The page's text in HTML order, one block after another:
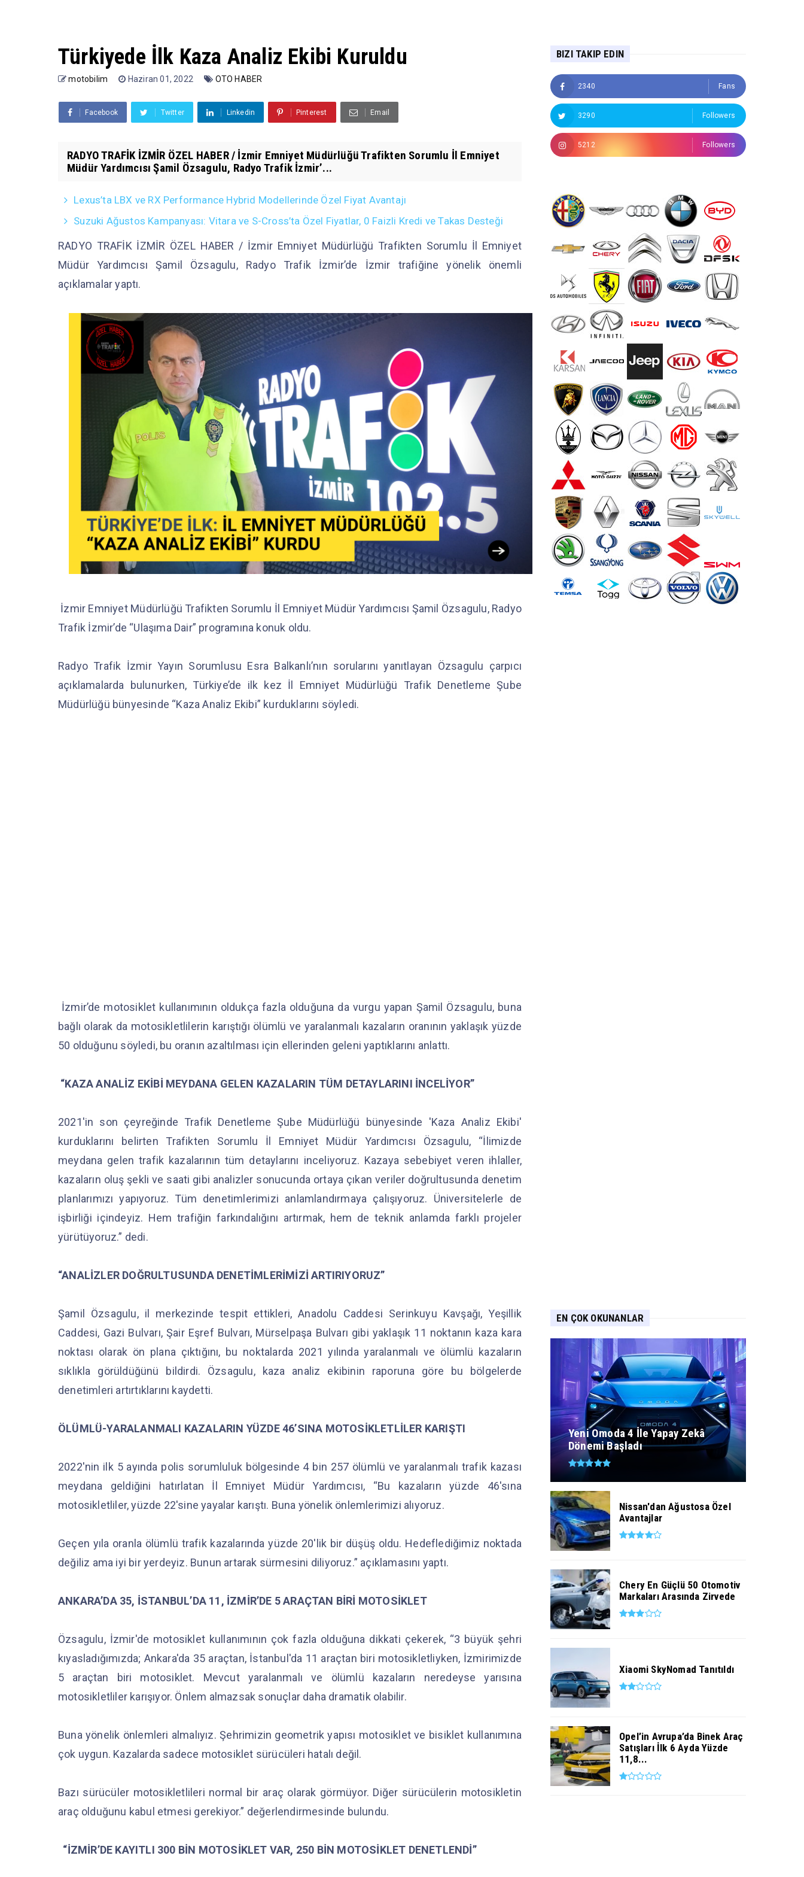
Türkiyede İlk Kaza Analiz Ekibi Kuruldu
motobilim Haziran 01, 2022 OTO HABER
Facebook Twitter Linkedin Pinterest Email
RADYO TRAFİK İZMİR ÖZEL HABER / İzmir Emniyet Müdürlüğü Trafikten Sorumlu İl Emniyet
Müdür Yardımcısı Şamil Özsagulu, Radyo Trafik İzmir’...
Lexus’ta LBX ve RX Performance Hybrid Modellerinde Özel Fiyat Avantajı
Suzuki Ağustos Kampanyası: Vitara ve S-Cross’ta Özel Fiyatlar, 0 Faizli Kredi ve Takas Desteği
RADYO TRAFİK İZMİR ÖZEL HABER / İzmir Emniyet Müdürlüğü Trafikten Sorumlu İl Emniyet
Müdür Yardımcısı Şamil Özsagulu, Radyo Trafik İzmir’de İzmir trafiğine yönelik önemli
açıklamalar yaptı.
İzmir Emniyet Müdürlüğü Trafikten Sorumlu İl Emniyet Müdür Yardımcısı Şamil Özsagulu, Radyo
Trafik İzmir’de “Ulaşıma Dair” programına konuk oldu.
Radyo Trafik İzmir Yayın Sorumlusu Esra Balkanlı’nın sorularını yanıtlayan Özsagulu çarpıcı
açıklamalarda bulunurken, Türkiye’de ilk kez İl Emniyet Müdürlüğü Trafik Denetleme Şube
Müdürlüğü bünyesinde “Kaza Analiz Ekibi” kurduklarını söyledi.
İzmir’de motosiklet kullanımının oldukça fazla olduğuna da vurgu yapan Şamil Özsagulu, buna
bağlı olarak da motosikletlilerin karıştığı ölümlü ve yaralanmalı kazaların oranının yaklaşık yüzde
50 olduğunu söyledi, bu oranın azaltılması için ellerinden geleni yaptıklarını anlattı.
“KAZA ANALİZ EKİBİ MEYDANA GELEN KAZALARIN TÜM DETAYLARINI İNCELİYOR”
2021'in son çeyreğinde Trafik Denetleme Şube Müdürlüğü bünyesinde 'Kaza Analiz Ekibi'
kurduklarını belirten Trafikten Sorumlu İl Emniyet Müdür Yardımcısı Özsagulu, “İlimizde
meydana gelen trafik kazalarının tüm detaylarını inceliyoruz. Kazaya sebebiyet veren ihlaller,
kazaların oluş şekli ve saati gibi analizler sonucunda ortaya çıkan veriler doğrultusunda denetim
planlarımızı yapıyoruz. Tüm denetimlerimizi anlamlandırmaya çalışıyoruz. Üniversitelerle de
işbirliği içindeyiz. Hem trafiğin farkındalığını artırmak, hem de teknik anlamda farklı projeler
yürütüyoruz.” dedi.
“ANALİZLER DOĞRULTUSUNDA DENETİMLERİMİZİ ARTIRIYORUZ”
Şamil Özsagulu, il merkezinde tespit ettikleri, Anadolu Caddesi Serinkuyu Kavşağı, Yeşillik
Caddesi, Gazi Bulvarı, Şair Eşref Bulvarı, Mürselpaşa Bulvarı gibi yaklaşık 11 noktanın kaza kara
noktası olarak ön plana çıktığını, bu noktalarda 2021 yılında yaralanmalı ve ölümlü kazaların
sıklıkla görüldüğünü bildirdi. Özsagulu, kaza analiz ekibinin raporuna göre bu bölgelerde
denetimleri artırtıklarını kaydetti.
ÖLÜMLÜ-YARALANMALI KAZALARIN YÜZDE 46’SINA MOTOSİKLETLİLER KARIŞTI
2022'nin ilk 5 ayında polis sorumluluk bölgesinde 4 bin 257 ölümlü ve yaralanmalı trafik kazası
meydana geldiğini hatırlatan İl Emniyet Müdür Yardımcısı, “Bu kazaların yüzde 46'sına
motosikletliler, yüzde 22'sine yayalar karıştı. Buna yönelik önlemlerimizi alıyoruz.
Geçen yıla oranla ölümlü trafik kazalarında yüzde 20'lik bir düşüş oldu. Hedeflediğimiz noktada
değiliz ama iyi bir yerdeyiz. Bunun artarak sürmesini diliyoruz.” açıklamasını yaptı.
ANKARA’DA 35, İSTANBUL’DA 11, İZMİR’DE 5 ARAÇTAN BİRİ MOTOSİKLET
Özsagulu, İzmir'de motosiklet kullanımının çok fazla olduğuna dikkati çekerek, “3 büyük şehri
kıyasladığımızda; Ankara'da 35 araçtan, İstanbul'da 11 araçtan biri motosikletliyken, İzmirimizde
5 araçtan biri motosiklet. Mevcut yaralanmalı ve ölümlü kazaların neredeyse yarısına
motosikletliler karışıyor. Önlem almazsak sonuçlar daha dramatik olabilir.
Buna yönelik önlemleri almalıyız. Şehrimizin geometrik yapısı motosiklet ve bisiklet kullanımına
çok uygun. Kazalarda sadece motosiklet sürücüleri hatalı değil.
Bazı sürücüler motosikletlileri normal bir araç olarak görmüyor. Diğer sürücülerin motosikletin
araç olduğunu kabul etmesi gerekiyor.” değerlendirmesinde bulundu.
“İZMİR’DE KAYITLI 300 BİN MOTOSİKLET VAR, 250 BİN MOTOSİKLET DENETLENDİ”
BIZI TAKIP EDIN
2340 Fans
3290 Followers
5212 Followers
EN ÇOK OKUNANLAR
Yeni Omoda 4 İle Yapay Zekâ
Dönemi Başladı
Nissan'dan Ağustosa Özel
Avantajlar
Chery En Güçlü 50 Otomotiv
Markaları Arasında Zirvede
Xiaomi SkyNomad Tanıtıldı
Opel’in Avrupa’da Binek Araç
Satışları İlk 6 Ayda Yüzde
11,8...